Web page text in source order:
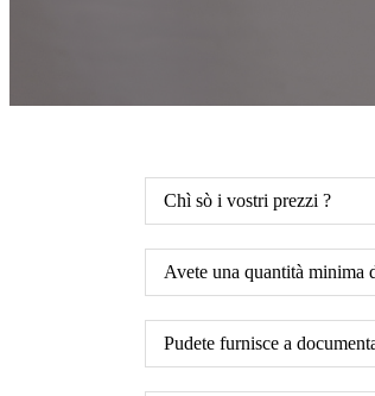
Chì sò i vostri prezzi ?
Avete una quantità minima
Pudete furnisce a